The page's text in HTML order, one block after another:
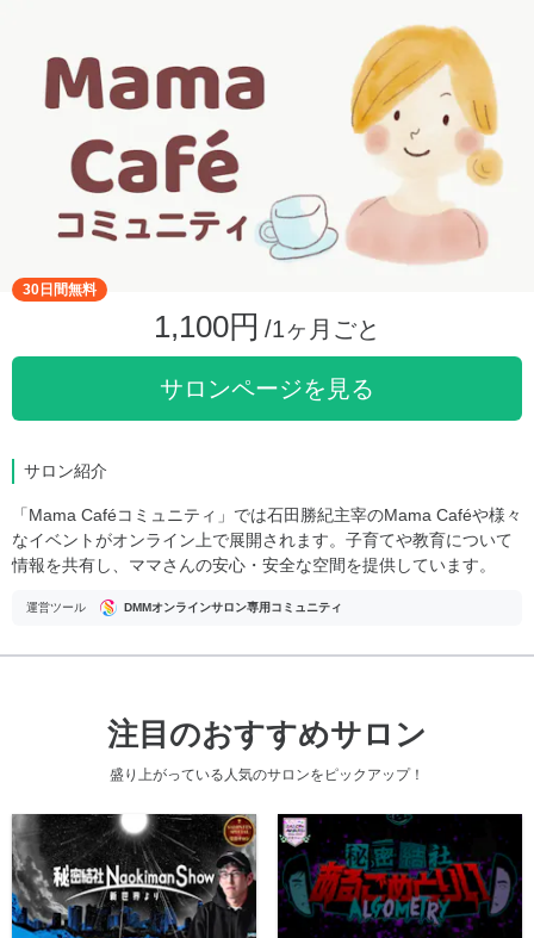
30日間無料
1,100円 /1ヶ月ごと
サロンページを見る
サロン紹介
「Mama Caféコミュニティ」では石田勝紀主宰のMama Caféや様々
なイベントがオンライン上で展開されます。子育てや教育について
情報を共有し、ママさんの安心・安全な空間を提供しています。
運営ツール DMMオンラインサロン専用コミュニティ
注目のおすすめサロン
盛り上がっている人気のサロンをピックアップ！